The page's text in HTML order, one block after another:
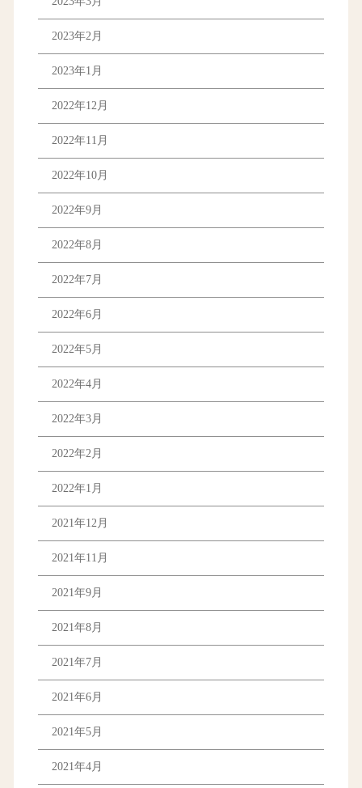
2023年2月
2023年1月
2022年12月
2022年11月
2022年10月
2022年9月
2022年8月
2022年7月
2022年6月
2022年5月
2022年4月
2022年3月
2022年2月
2022年1月
2021年12月
2021年11月
2021年9月
2021年8月
2021年7月
2021年6月
2021年5月
2021年4月